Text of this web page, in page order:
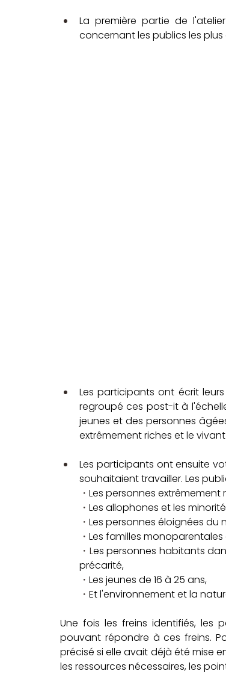
La première partie de
concernant les publics les
Les participants ont écrit
regroupé ces post-it à
jeunes et des personnes
extrêmement riches et le
Les participants ont ensuite
souhaitaient travailler. Les
・ Les personnes extrêmement
・ Les allophones et les
・ Les personnes éloignées du
・ Les familles
・Les personnes habitants
précarité,
・ Les jeunes de 16 à 25 ans,
・ Et l'environnement et la
Une fois les freins identifiés, les
pouvant répondre à ces freins.
précisé si elle avait déjà été mise
les ressources nécessaires, les